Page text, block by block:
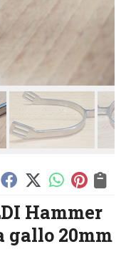
Hammer
gallo 20mm